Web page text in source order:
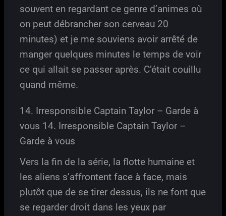
souvent en regardant ce genre d’animes où
on peut débrancher son cerveau 20
minutes) et je me souviens avoir arrêté de
manger quelques minutes le temps de voir
ce qui allait se passer après. C’était couillu
quand même.
14. Irresponsible Captain Taylor – Garde à
vous 14. Irresponsible Captain Taylor –
Garde à vous
Vers la fin de la série, la flotte humaine et
les aliens s’affrontent face à face, mais
plutôt que de se tirer dessus, ils ne font que
se regarder droit dans les yeux par